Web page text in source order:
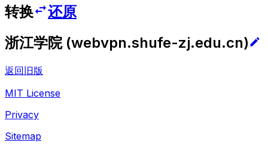
转换
还原
浙江学院(webvpn.shufe-zj.edu.cn)
返回旧版
MIT License
Privacy
Sitemap